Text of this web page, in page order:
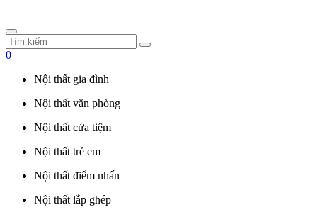
0
Nội thất gia đình
Nội thất văn phòng
Nội thất cửa tiệm
Nội thất trẻ em
Nội thất điểm nhấn
Nội thất lắp ghép